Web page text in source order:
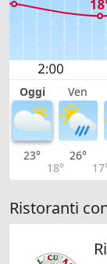
Oggi Ven
23°
18°
26°
Ristoranti